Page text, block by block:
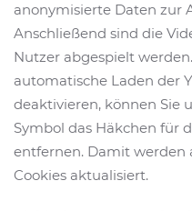
anonymisierte Daten zur
Anschließend sind die
Nutzer abgespielt
automatische Laden der
deaktivieren, können Sie
Symbol das Häkchen für
entfernen. Damit werden
Cookies aktualisiert.